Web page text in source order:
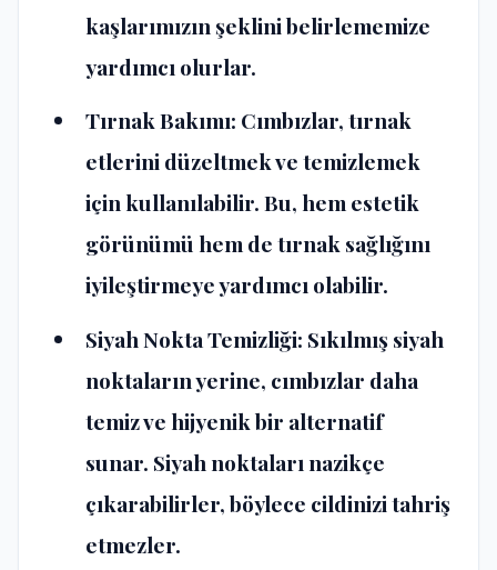
kaşlarımızın şeklini belirlememize
yardımcı olurlar.
Tırnak Bakımı: Cımbızlar, tırnak
etlerini düzeltmek ve temizlemek
için kullanılabilir. Bu, hem estetik
görünümü hem de tırnak sağlığını
iyileştirmeye yardımcı olabilir.
Siyah Nokta Temizliği: Sıkılmış siyah
noktaların yerine, cımbızlar daha
temiz ve hijyenik bir alternatif
sunar. Siyah noktaları nazikçe
çıkarabilirler, böylece cildinizi tahriş
etmezler.